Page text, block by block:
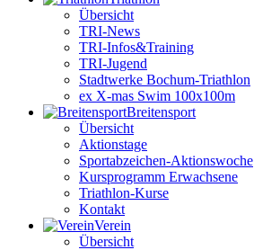
Übersicht
TRI-News
TRI-Infos&Training
TRI-Jugend
Stadtwerke Bochum-Triathlon
ex X-mas Swim 100x100m
Breiten­sport
Übersicht
Aktionstage
Sportabzeichen-Aktionswoche
Kursprogramm Erwachsene
Triathlon-Kurse
Kontakt
Verein
Übersicht